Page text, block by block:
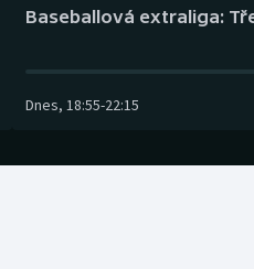
Baseballová extraliga:
Dnes, 18:55-22:15